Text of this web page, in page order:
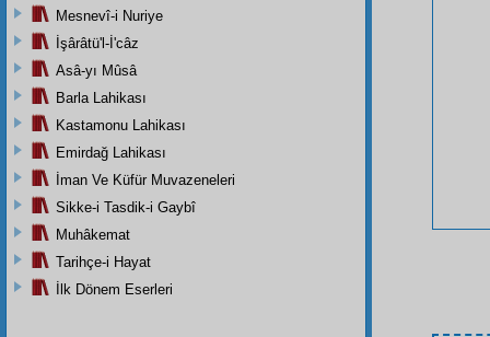
Mesnevî-i Nuriye
İşârâtü'l-İ'câz
Asâ-yı Mûsâ
Barla Lahikası
Kastamonu Lahikası
Emirdağ Lahikası
İman Ve Küfür Muvazeneleri
Sikke-i Tasdik-i Gaybî
Muhâkemat
Tarihçe-i Hayat
İlk Dönem Eserleri